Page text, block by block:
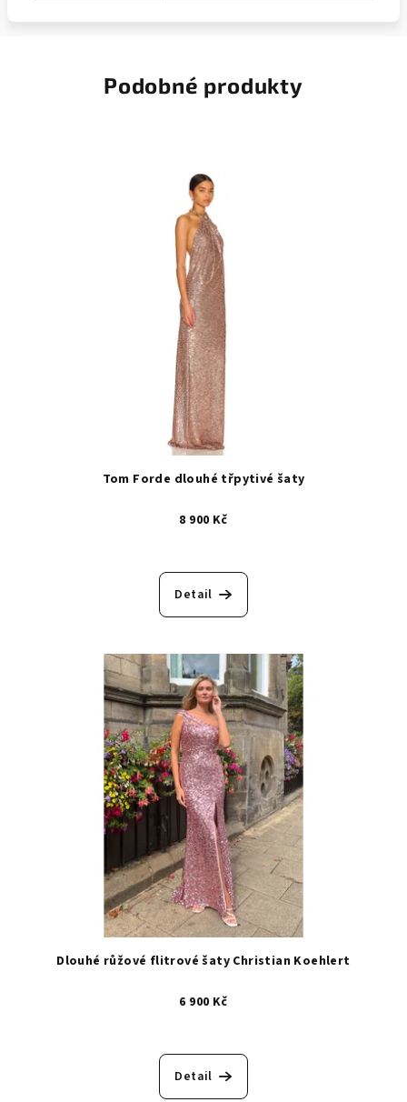
Podobné produkty
Tom Forde dlouhé třpytivé šaty
8 900 Kč
Detail
Dlouhé růžové flitrové šaty Christian Koehlert
6 900 Kč
Detail